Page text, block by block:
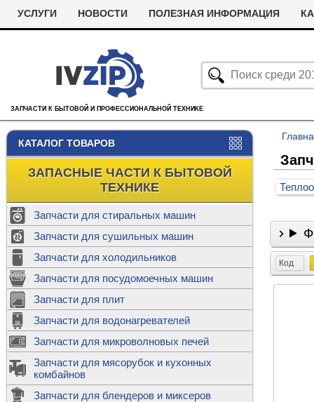
УСЛУГИ НОВОСТИ ПОЛЕЗНАЯ ИНФОРМАЦИЯ
ЗАПЧАСТИ К БЫТОВОЙ И ПРОФЕССИОНАЛЬНОЙ ТЕХНИКЕ
КАТАЛОГ ТОВАРОВ
ЗАПАСНЫЕ ЧАСТИ К БЫТОВОЙ
ТЕХНИКЕ
Запчасти для стиральных машин
Запчасти для сушильных машин
Ролики
Запчасти для холодильников
Запчасти для посудомоечных машин
Запчасти для плит
Запчасти для водонагревателей
Запчасти для микроволновых печей
Запчасти для мясорубок и кухонных
комбайнов
Запчасти для блендеров и миксеров
Код